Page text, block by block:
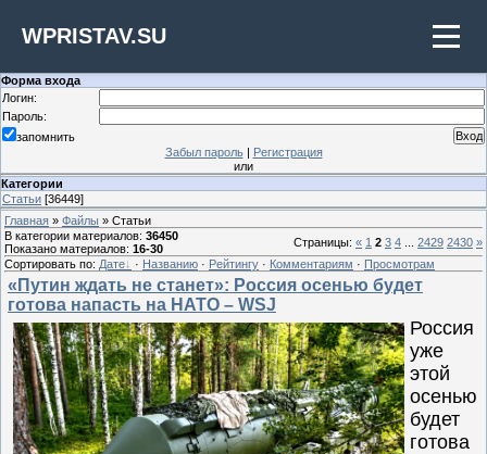
WPRISTAV.SU
Форма входа
Логин:
Пароль:
запомнить
Забыл пароль| Регистрация
или
Категории
Статьи [36449]
Главная » Файлы » Статьи
В категории материалов: 36450
Показано материалов: 16-30 Страницы: « 1 2 3 4 2429 2430 »
Сортировать по: Дате · Названию · Рейтингу · Комментариям · Просмотрам
«Путин ждать не станет»: Россия осенью будет
готова напасть на НАТО – WSJ
Россия
уже
этой
осенью
будет
готова